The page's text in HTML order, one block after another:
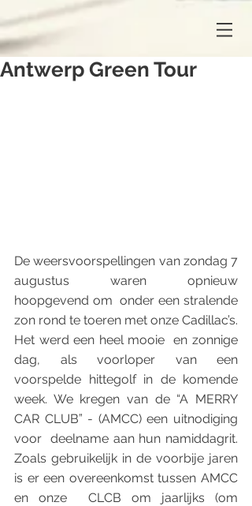
Antwerp Green Tour
De weersvoorspellingen van zondag 7
augustus waren opnieuw
hoopgevend om  onder een stralende
zon rond te toeren met onze Cadillac’s.
Het werd een heel mooie  en zonnige
dag, als voorloper van een
voorspelde hittegolf in de komende
week. We kregen van de “A MERRY
CAR CLUB” - (AMCC) een uitnodiging
voor  deelname aan hun namiddagrit.
Zoals gebruikelijk in de voorbije jaren
is er een overeenkomst tussen AMCC
en onze  CLCB om jaarlijks (om